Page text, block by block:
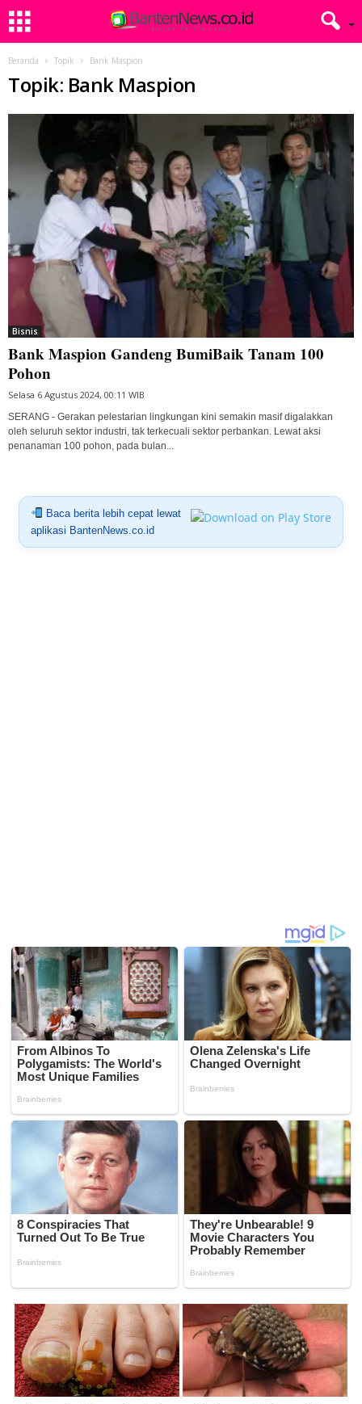
Beranda Topik Bank Maspion
Topik: Bank Maspion
Bisnis
Bank Maspion Gandeng BumiBaik Tanam 100
Pohon
Selasa 6 Agustus 2024, 00:11 WIB
SERANG - Gerakan pelestarian lingkungan kini semakin masif digalakkan
oleh seluruh sektor industri, tak terkecuali sektor perbankan. Lewat aksi
penanaman 100 pohon, pada bulan...
Baca berita lebih cepat lewat
aplikasi BantenNews.co.id